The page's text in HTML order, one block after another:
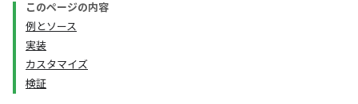
このページの内容
例とソース
実装
カスタマイズ
検証